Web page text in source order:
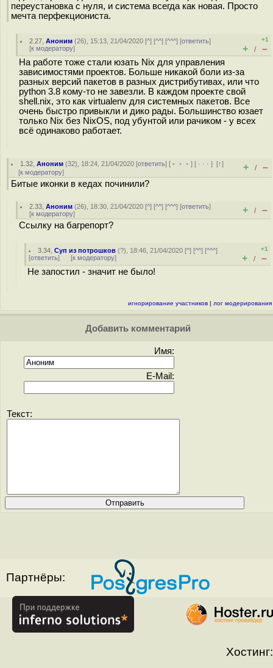
переустановка с нуля, и система всегда как новая. Просто
мечта перфекциониста.
2.27 ,Аноним (26), 15:13, 21/04/2020 [^] [^^] [^^^] [ответить]
[к модератору]
+1
+ / –
На работе тоже стали юзать Nix для управления
зависимостями проектов. Больше никакой боли из-за
разных версий пакетов в разных дистрибутивах, или что
python 3.8 кому-то не завезли. В каждом проекте свой
shell.nix, это как virtualenv для системных пакетов. Все
очень быстро привыкли и дико рады. Большинство юзает
только Nix без NixOS, под убунтой или рачиком - у всех
всё одинаково работает.
1.32 ,Аноним (32), 18:24, 21/04/2020 [ответить] [ ﹢﹢﹢] [ · · ·][↑]
[к модератору] + / –
Битые иконки в кедах починили?
2.33 ,Аноним (26), 18:30, 21/04/2020 [^] [^^] [^^^] [ответить]
[к модератору] + / –
Ссылку на багрепорт?
3.34 ,Суп из потрошков (?), 18:46, 21/04/2020 [^] [^^] [^^^]
[ответить] [к модератору]
+1
+ / –
Не запостил - значит не было!
игнорирование участников | лог модерирования
Добавить комментарий
Имя:
E-Mail:
Текст:
Партнёры:
Хостинг: